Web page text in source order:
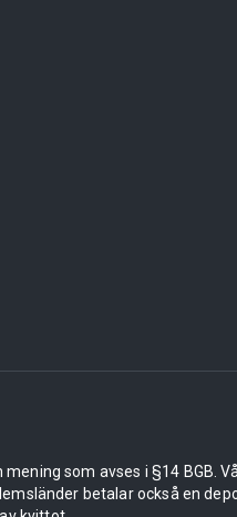
som avses i §14 BGB.
betalar också en